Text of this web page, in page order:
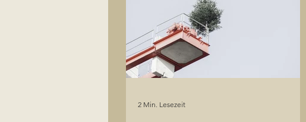
2 Min. Lesezeit